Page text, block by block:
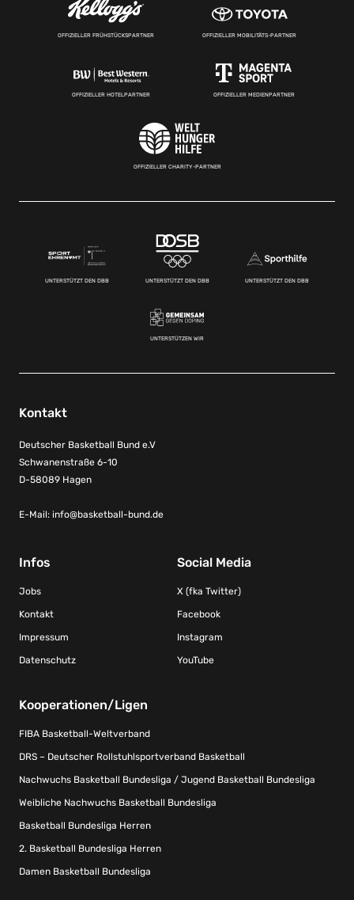
OFFIZIELLER FRÜHSTÜCKSPARTNER OFFIZIELLER MOBILITÄTS-PARTNER
OFFIZIELLER HOTELPARTNER OFFIZIELLER MEDIENPARTNER
OFFIZIELLER CHARITY-PARTNER
UNTERSTÜTZT DEN DBB UNTERSTÜTZT DEN DBB UNTERSTÜTZT DEN DBB
UNTERSTÜTZEN WIR
Kontakt
Deutscher Basketball Bund e.V
Schwanenstraße 6-10
D-58089 Hagen
E-Mail: info@basketball-bund.de
Infos
Jobs
Kontakt
Impressum
Datenschutz
Social Media
X (fka Twitter)
Facebook
Instagram
YouTube
Kooperationen/Ligen
FIBA Basketball-Weltverband
DRS – Deutscher Rollstuhlsportverband Basketball
Nachwuchs Basketball Bundesliga / Jugend Basketball Bundesliga
Weibliche Nachwuchs Basketball Bundesliga
Basketball Bundesliga Herren
2. Basketball Bundesliga Herren
Damen Basketball Bundesliga